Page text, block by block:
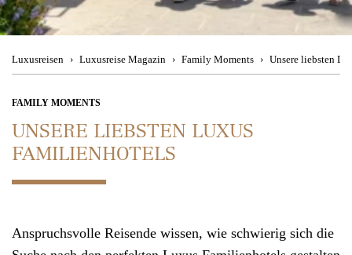
Besuchen Sie unsim Travel Store
Theresienstraße 1
80333 München
Mo. - Fr. 08:00 - 19:00 Uhr, Sa. 11:00 - 15:00 Uhr
+49 (0)89 90 77 88 99
Magic Moments
Urban Hotspots
Culinary Journey
Luxusreisen Luxusreise Magazin Family Moments Unsere liebsten
FAMILY MOMENTS
UNSERE LIEBSTEN LUXUS
FAMILIENHOTELS
Anspruchsvolle Reisende wissen, wie schwierig sich die